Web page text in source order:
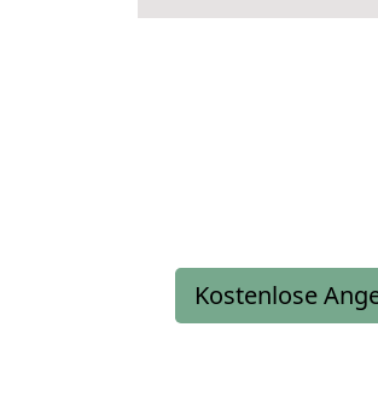
Kostenlose